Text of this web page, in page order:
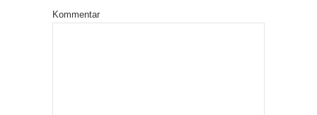
Kommentar